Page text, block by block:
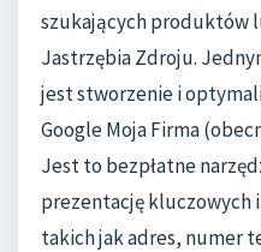
szukających produktów
Jastrzębia Zdroju.
jest stworzenie i
Google Moja Firma
Jest to bezpłatne
prezentację kluczowych
takich jak adres, numer